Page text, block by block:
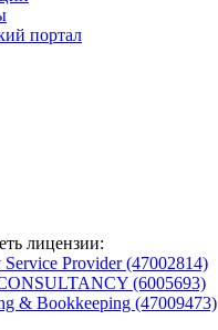
портал
лицензии:
Service Provider (47002814)
(6005693)
& Bookkeeping (47009473)